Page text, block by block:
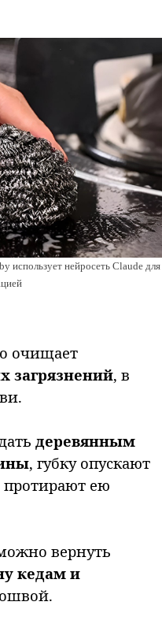
использует нейросеть Claude для
очищает
загрязнений, в
деревянным
, губку опускают
протирают ею
вернуть
кедам и